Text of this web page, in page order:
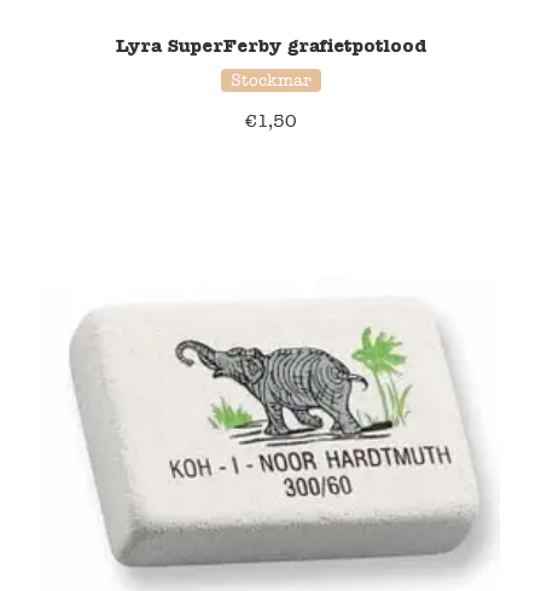
Lyra SuperFerby grafietpotlood
Stockmar
€1,50